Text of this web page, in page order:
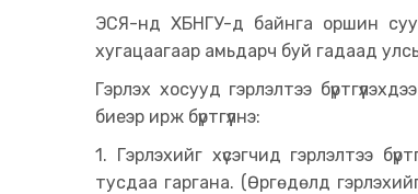
ЭСЯ-нд ХБНГУ-д байнга оршин
хугацаагаар амьдарч буй гадаад
Гэрлэх хосууд гэрлэлтээ
биеэр ирж бүртгүүлнэ:
1. Гэрлэхийг хүсэгчид гэрлэлтээ
тусдаа гаргана. (Өргөдөлд